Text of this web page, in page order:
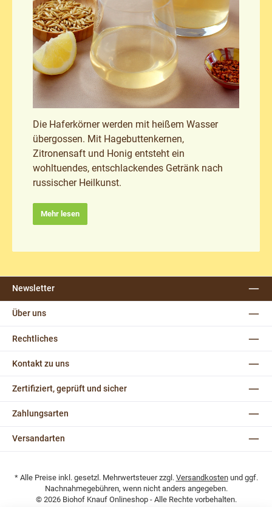
Die Haferkörner werden mit heißem Wasser
übergossen. Mit Hagebuttenkernen,
Zitronensaft und Honig entsteht ein
wohltuendes, entschlackendes Getränk nach
russischer Heilkunst.
Mehr lesen
Newsletter
Über uns
Rechtliches
Kontakt zu uns
Zertifiziert, geprüft und sicher
Zahlungsarten
Versandarten
* Alle Preise inkl. gesetzl. Mehrwertsteuer zzgl. Versandkostenund ggf.
Nachnahmegebühren, wenn nicht anders angegeben.
© 2026 Biohof Knauf Onlineshop - Alle Rechte vorbehalten.